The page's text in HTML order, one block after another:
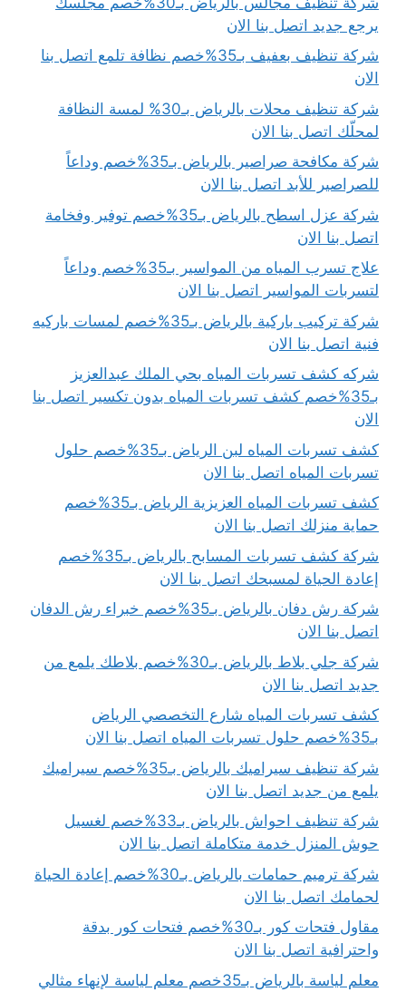
يرجع جديد اتصل بنا الان
شركة تنظيف بعفيف بـ35%خصم نظافة تلمع اتصل بنا
الان
شركة تنظيف محلات بالرياض بـ30% لمسة النظافة
لمحلّك اتصل بنا الان
شركة مكافحة صراصير بالرياض بـ35%خصم وداعاً
للصراصير للأبد اتصل بنا الان
شركة عزل اسطح بالرياض بـ35%خصم توفير وفخامة
اتصل بنا الان
علاج تسرب المياه من المواسير بـ35%خصم وداعاً
لتسربات المواسير اتصل بنا الان
شركة تركيب باركية بالرياض بـ35%خصم لمسات باركيه
فنية اتصل بنا الان
شركه كشف تسربات المياه بحي الملك عبدالعزيز
بـ35%خصم كشف تسربات المياه بدون تكسير اتصل بنا
الان
كشف تسربات المياه لبن الرياض بـ35%خصم حلول
تسربات المياه اتصل بنا الان
كشف تسربات المياه العزيزية الرياض بـ35%خصم
حماية منزلك اتصل بنا الان
شركة كشف تسربات المسابح بالرياض بـ35%خصم
إعادة الحياة لمسبحك اتصل بنا الان
شركة رش دفان بالرياض بـ35%خصم خبراء رش الدفان
اتصل بنا الان
شركة جلي بلاط بالرياض بـ30%خصم بلاطك يلمع من
جديد اتصل بنا الان
كشف تسربات المياه شارع التخصصي الرياض
بـ35%خصم حلول تسربات المياه اتصل بنا الان
شركة تنظيف سيراميك بالرياض بـ35%خصم سيراميك
يلمع من جديد اتصل بنا الان
شركة تنظيف احواش بالرياض بـ33%خصم لغسيل
حوش المنزل خدمة متكاملة اتصل بنا الان
شركة ترميم حمامات بالرياض بـ30%خصم إعادة الحياة
لحمامك اتصل بنا الان
مقاول فتحات كور بـ30%خصم فتحات كور بدقة
واحترافية اتصل بنا الان
معلم لياسة بالرياض بـ35خصم معلم لياسة لإنهاء مثالي